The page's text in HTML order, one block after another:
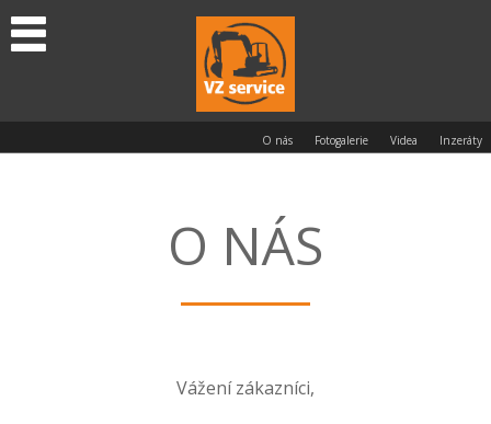
O nás Fotogalerie Videa Inzeráty
O NÁS
Vážení zákazníci,